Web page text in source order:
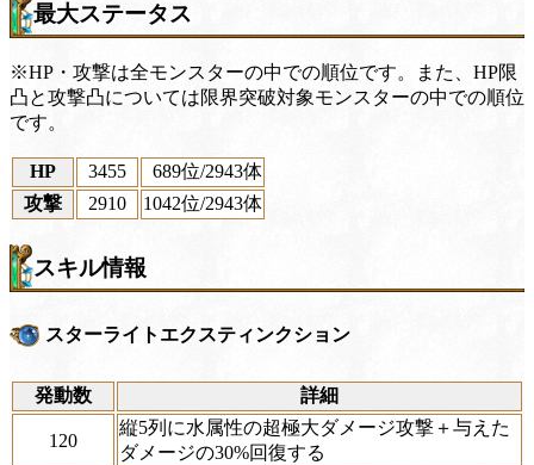
最大ステータス
※HP・攻撃は全モンスターの中での順位です。また、HP限
凸と攻撃凸については限界突破対象モンスターの中での順位
です。
HP 3455 689位/2943体
攻撃
2910 1042位/2943体
スキル情報
スターライトエクスティンクション
発動数 詳細
120
縦5列に水属性の超極大ダメージ攻撃＋与えた
ダメージの30%回復する